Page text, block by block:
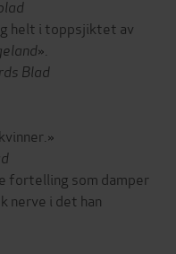
helt i toppsjiktet av
».
Blad
fortelling som damper
nerve i det han